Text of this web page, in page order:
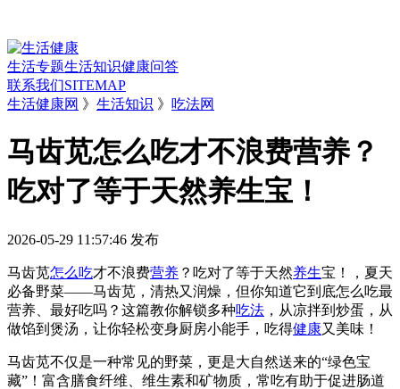
生活专题生活知识健康问答
联系我们SITEMAP
生活健康网 》 生活知识 》 吃法网
马齿苋怎么吃才不浪费营养？
吃对了等于天然养生宝！
2026-05-29 11:57:46 发布
马齿苋怎么吃才不浪费营养 ？吃对了等于天然养生宝！，夏天
必备野菜——马齿苋，清热又润燥，但你知道它到底怎么吃最
营养、最好吃吗？这篇教你解锁多种吃法 ，从凉拌到炒蛋，从
做馅到煲汤，让你轻松变身厨房小能手，吃得健康又美味！
马齿苋不仅是一种常见的野菜，更是大自然送来的“绿色宝
藏”！富含膳食纤维、维生素和矿物质，常吃有助于促进肠道